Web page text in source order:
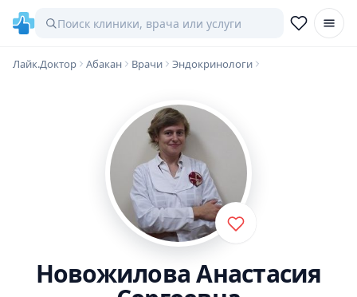
Лайк.Доктор Абакан Врачи Эндокринологи
Новожилова Анастасия